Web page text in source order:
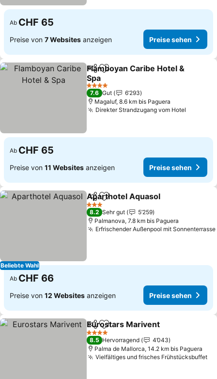
Ab CHF 65
Preise von 7 Websites anzeigen Preise sehen
TeilenZu Favoriten hinzufügen
Flamboyan Caribe Hotel &
Spa
4 Sterne
7.6 Gut
6’293
Magaluf, 8.6 km bis Paguera
Direkter Strandzugang vom Hotel
Ab CHF 65
Preise von 11 Websites anzeigen Preise sehen
Beliebte Wahl
TeilenZu Favoriten hinzufügen
Aparthotel Aquasol
3 Sterne
8.2 Sehr gut
5’259
Palmanova, 7.8 km bis Paguera
Erfrischender Außenpool mit Sonnenterrasse
Ab CHF 66
Preise von 12 Websites anzeigen Preise sehen
TeilenZu Favoriten hinzufügen
Eurostars Marivent
4 Sterne
8.5 Hervorragend
4’043
Palma de Mallorca, 14.2 km bis Paguera
Vielfältiges und frisches Frühstücksbuffet